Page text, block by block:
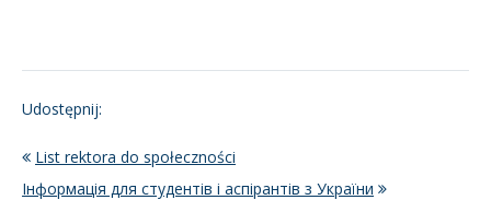
Udostępnij:
List rektora do społeczności
Інформація для студентів і аспірантів з України